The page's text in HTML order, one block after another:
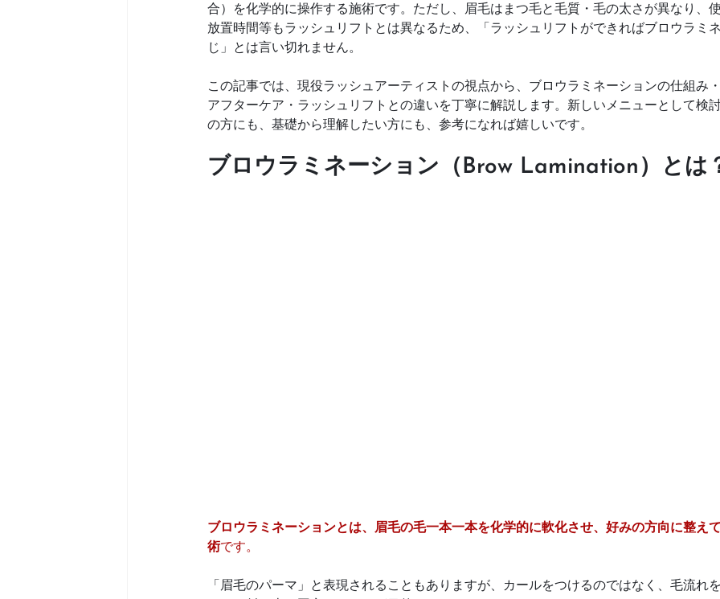
合）を化学的に操作する施術です。ただし、眉毛はまつ毛と毛質・毛の太さが異なり、
放置時間等もラッシュリフトとは異なるため、「ラッシュリフトができればブロウラミ
じ」とは言い切れません。
この記事では、現役ラッシュアーティストの視点から、ブロウラミネーションの仕組み
アフターケア・ラッシュリフトとの違いを丁寧に解説します。新しいメニューとして検
の方にも、基礎から理解したい方にも、参考になれば嬉しいです。
ブロウラミネーション（Brow Lamination）とは
ブロウラミネーションとは、眉毛の毛一本一本を化学的に軟化させ、好みの方向に整え
術です。
「眉毛のパーマ」と表現されることもありますが、カールをつけるのではなく、毛流れ